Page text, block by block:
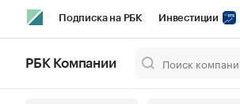
Подписка на РБК Инвестиции
РБК Компании